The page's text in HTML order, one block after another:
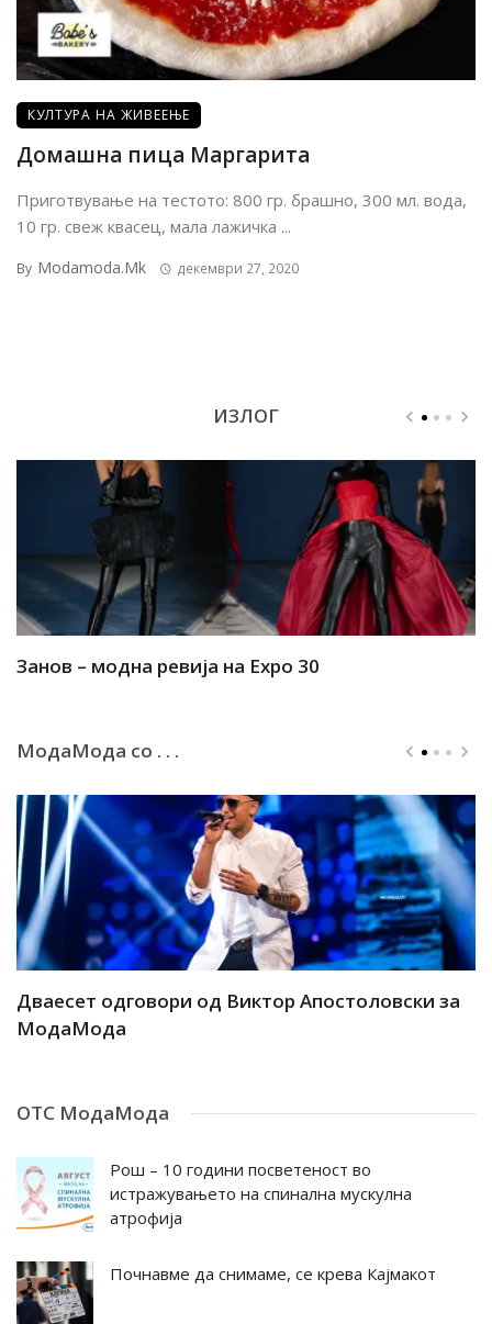
КУЛТУРА НА ЖИВЕЕЊЕ
Домашна пица Маргарита
Приготвување на тестото: 800 гр. брашно, 300 мл. вода,
10 гр. свеж квасец, мала лажичка ...
By Modamoda.mk декември 27, 2020
ИЗЛОГ
Занов – модна ревија на Expo 30
МодаМода со . . .
Дваесет одговори од Виктор Апостоловски за
МодаМода
ОТС МодаМода
Рош – 10 години посветеност во
истражувањето на спинална мускулна
атрофија
Почнавме да снимаме, се крева Кајмакот